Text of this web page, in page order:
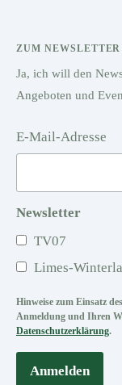
ZUM
Ja, ich will den
Angeboten und
E-Mail-Adresse
Newsletter
TV07
Limes-
Hinweise zum Einsatz
Anmeldung und Ihren
Datenschutzerklärung.